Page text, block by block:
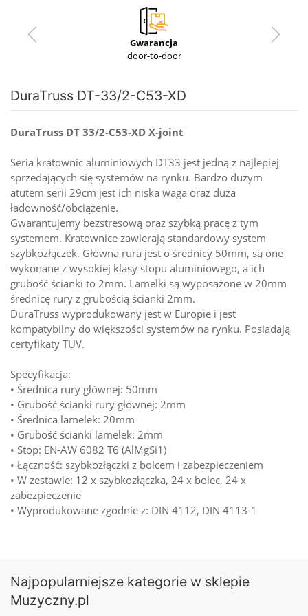
Gwarancja
door-to-door
DuraTruss DT-33/2-C53-XD
DuraTruss DT 33/2-C53-XD X-joint
Seria kratownic aluminiowych DT33 jest jedną z najlepiej
sprzedających się systemów na rynku. Bardzo dużym
atutem serii 29cm jest ich niska waga oraz duża
ładowność/obciążenie.
Gwarantujemy bezstresową oraz szybką pracę z tym
systemem. Kratownice zawierają standardowy system
szybkozłączek. Główna rura jest o średnicy 50mm, są one
wykonane z wysokiej klasy stopu aluminiowego, a ich
grubość ścianki to 2mm. Lamelki są wyposażone w 20mm
średnicę rury z grubością ścianki 2mm.
DuraTruss wyprodukowany jest w Europie i jest
kompatybilny do większości systemów na rynku. Posiadają
certyfikaty TUV.
Specyfikacja:
• Średnica rury głównej: 50mm
• Grubość ścianki rury głównej: 2mm
• Średnica lamelek: 20mm
• Grubość ścianki lamelek: 2mm
• Stop: EN-AW 6082 T6 (AlMgSi1)
• Łączność: szybkozłączki z bolcem i zabezpieczeniem
• W zestawie: 12 x szybkozłączka, 24 x bolec, 24 x
zabezpieczenie
• Wyprodukowane zgodnie z: DIN 4112, DIN 4113-1
Najpopularniejsze kategorie w sklepie
Muzyczny.pl